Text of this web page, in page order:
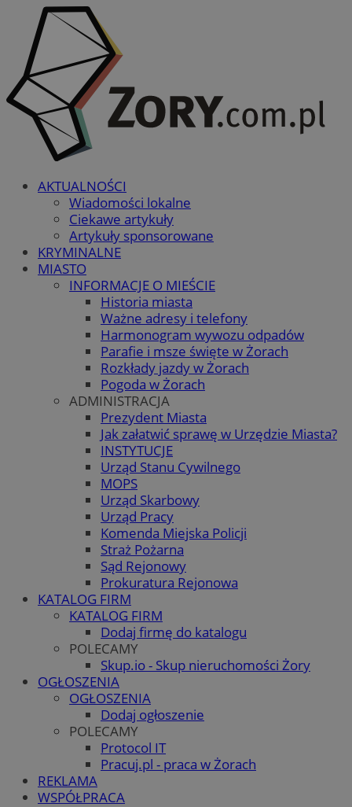
AKTUALNOŚCI
Wiadomości lokalne
Ciekawe artykuły
Artykuły sponsorowane
KRYMINALNE
MIASTO
INFORMACJE O MIEŚCIE
Historia miasta
Ważne adresy i telefony
Harmonogram wywozu odpadów
Parafie i msze święte w Żorach
Rozkłady jazdy w Żorach
Pogoda w Żorach
ADMINISTRACJA
Prezydent Miasta
Jak załatwić sprawę w Urzędzie Miasta?
INSTYTUCJE
Urząd Stanu Cywilnego
MOPS
Urząd Skarbowy
Urząd Pracy
Komenda Miejska Policji
Straż Pożarna
Sąd Rejonowy
Prokuratura Rejonowa
KATALOG FIRM
KATALOG FIRM
Dodaj firmę do katalogu
POLECAMY
Skup.io - Skup nieruchomości Żory
OGŁOSZENIA
OGŁOSZENIA
Dodaj ogłoszenie
POLECAMY
Protocol IT
Pracuj.pl - praca w Żorach
REKLAMA
WSPÓŁPRACA